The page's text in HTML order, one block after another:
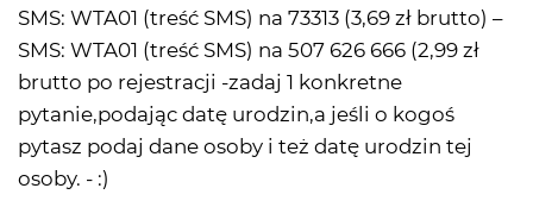
SMS: WTA01 (treść SMS) na 73313 (3,69 zł brutto) –
SMS: WTA01 (treść SMS) na 507 626 666 (2,99 zł
brutto po rejestracji -zadaj 1 konkretne
pytanie,podając datę urodzin,a jeśli o kogoś
pytasz podaj dane osoby i też datę urodzin tej
osoby. - :)